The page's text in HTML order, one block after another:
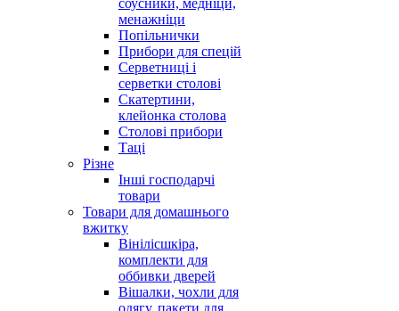
соусники, медніци,
менажніци
Попільнички
Прибори для спецій
Серветниці і
серветки столові
Скатертини,
клейонка столова
Столові прибори
Таці
Різне
Інші господарчі
товари
Товари для домашнього
вжитку
Вінілісшкіра,
комплекти для
оббивки дверей
Вішалки, чохли для
одягу, пакети для